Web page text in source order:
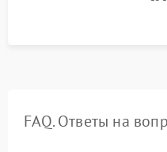
FAQ. Ответы на